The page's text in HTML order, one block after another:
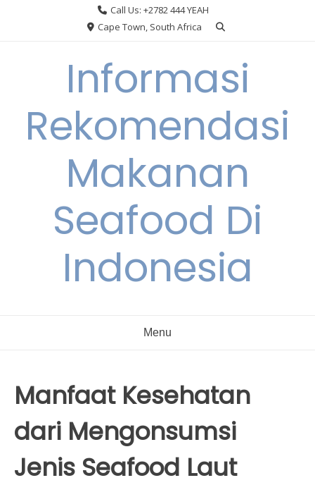
Call Us: +2782 444 YEAH
Cape Town, South Africa
Informasi
Rekomendasi
Makanan
Seafood Di
Indonesia
Menu
Manfaat Kesehatan
dari Mengonsumsi
Jenis Seafood Laut